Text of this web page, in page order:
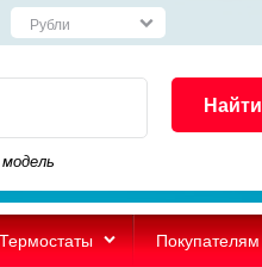
Найти
Термостаты Покупателям